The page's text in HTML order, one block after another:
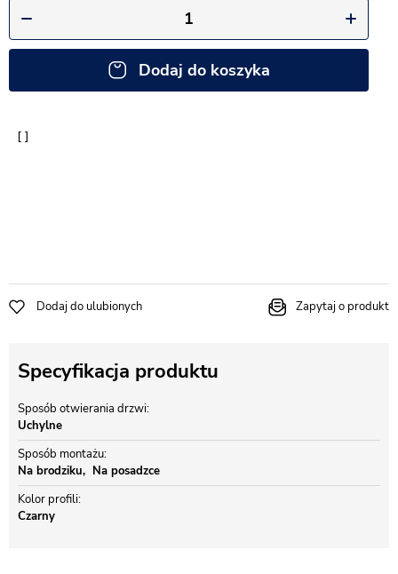
Dodaj do koszyka
Dodaj do ulubionych Zapytaj o produkt
Specyfikacja produktu
Sposób otwierania drzwi
Uchylne
Sposób montażu
Na brodziku
Na posadzce
Kolor profili
Czarny